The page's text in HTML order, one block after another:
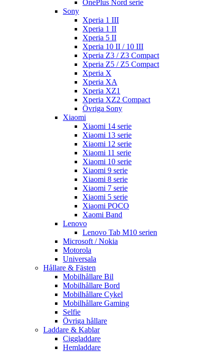
OnePlus Nord serie
Sony
Xperia 1 III
Xperia 1 II
Xperia 5 II
Xperia 10 II / 10 III
Xperia Z3 / Z3 Compact
Xperia Z5 / Z5 Compact
Xperia X
Xperia XA
Xperia XZ1
Xperia XZ2 Compact
Övriga Sony
Xiaomi
Xiaomi 14 serie
Xiaomi 13 serie
Xiaomi 12 serie
Xiaomi 11 serie
Xiaomi 10 serie
Xiaomi 9 serie
Xiaomi 8 serie
Xiaomi 7 serie
Xiaomi 5 serie
Xiaomi POCO
Xaomi Band
Lenovo
Lenovo Tab M10 serien
Microsoft / Nokia
Motorola
Universala
Hållare & Fästen
Mobilhållare Bil
Mobilhållare Bord
Mobilhållare Cykel
Mobilhållare Gaming
Selfie
Övriga hållare
Laddare & Kablar
Ciggladdare
Hemladdare